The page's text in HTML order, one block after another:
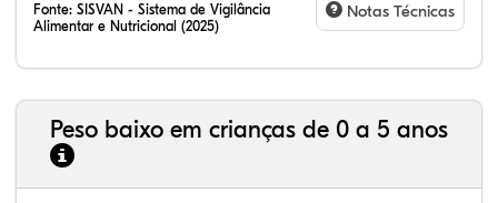
Fonte: SISVAN - Sistema de Vigilância
Alimentar e Nutricional (2025)
Notas Técnicas
Peso baixo em crianças de 0 a 5 anos